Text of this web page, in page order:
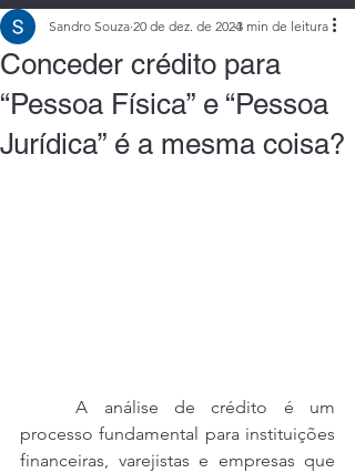
Conceder crédito para
“Pessoa Física” e “Pessoa
Jurídica” é a mesma coisa?
Sandro Souza 20 de dez. de 20243 min de leitura
	A análise de crédito é um
processo fundamental para instituições
financeiras, varejistas e empresas que